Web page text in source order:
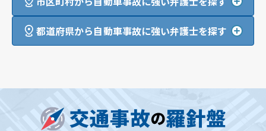
都道府県から自動車事故に強い弁護士を探す